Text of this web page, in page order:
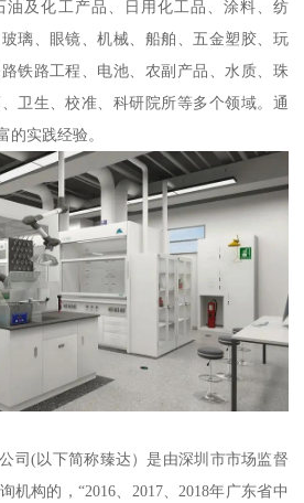
油及化工产品、日用化工品、涂料、纺
璃、眼镜、机械、船舶、五金塑胶、玩
铁路工程、电池、农副产品、水质、珠
卫生、校准、科研院所等多个领域。通
的实践经验。
司(以下简称臻达）是由深圳市市场监督
机构的，“2016、2017、2018年广东省中